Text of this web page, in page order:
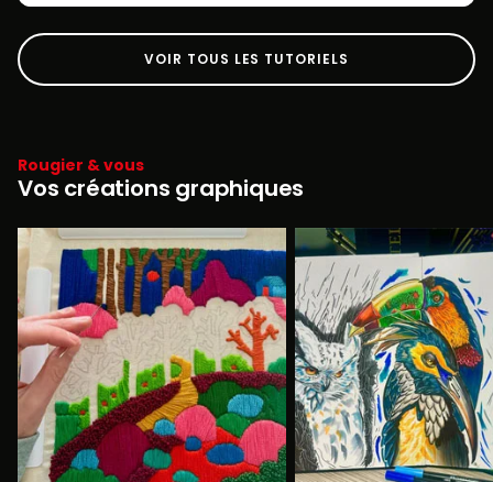
VOIR TOUS LES TUTORIELS
Rougier & vous
Vos créations graphiques